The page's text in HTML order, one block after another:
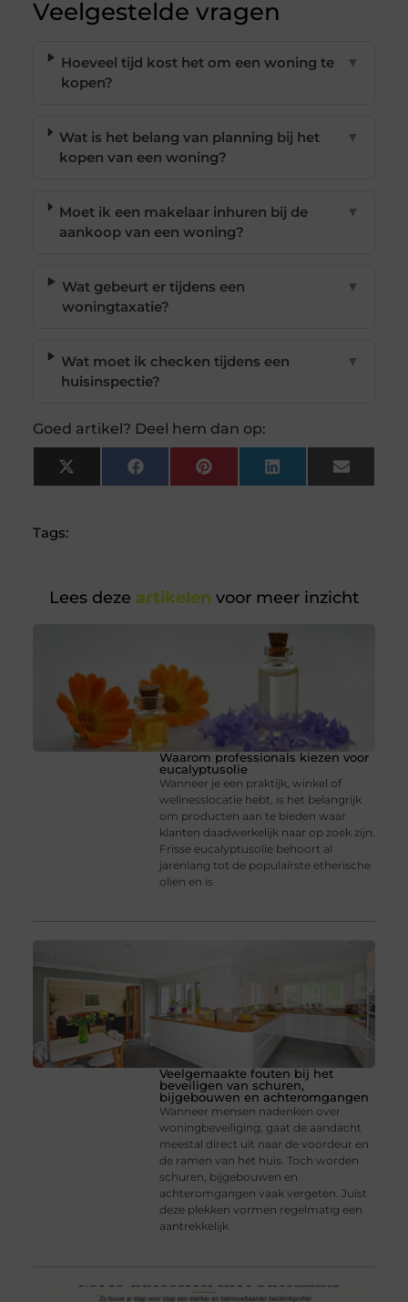
Veelgestelde vragen
Hoeveel tijd kost het om een woning te
kopen?
▼
Wat is het belang van planning bij het
kopen van een woning?
▼
Moet ik een makelaar inhuren bij de
aankoop van een woning?
▼
Wat gebeurt er tijdens een
woningtaxatie?
▼
Wat moet ik checken tijdens een
huisinspectie?
▼
Goed artikel? Deel hem dan op:
X
(Twitter)
FacebookPinterest LinkedIn Email
Tags:
Lees deze artikelen voor meer inzicht
Waarom professionals kiezen voor
eucalyptusolie
Wanneer je een praktijk, winkel of
wellnesslocatie hebt, is het belangrijk
om producten aan te bieden waar
klanten daadwerkelijk naar op zoek zijn.
Frisse eucalyptusolie behoort al
jarenlang tot de populairste etherische
oliën en is
Veelgemaakte fouten bij het
beveiligen van schuren,
bijgebouwen en achteromgangen
Wanneer mensen nadenken over
woningbeveiliging, gaat de aandacht
meestal direct uit naar de voordeur en
de ramen van het huis. Toch worden
schuren, bijgebouwen en
achteromgangen vaak vergeten. Juist
deze plekken vormen regelmatig een
aantrekkelijk